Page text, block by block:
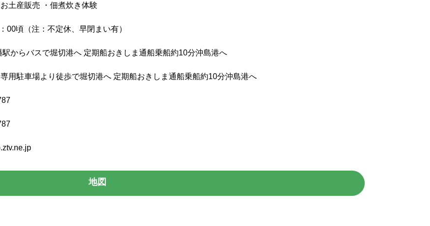
お土産販売 ・佃煮炊き体験
00頃（注：不定休、早閉まい有）
駅からバスで堀切港へ 定期船おきしま通船乗船約10分沖島港へ
用駐車場より徒歩で堀切港へ 定期船おきしま通船乗船約10分沖島港へ
地図